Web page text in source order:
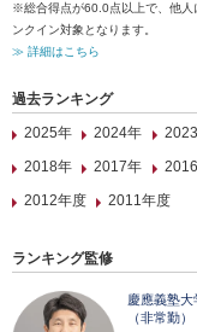
※総合得点が60.0点以上で、他人
ンクイン対象となります。
≫ 詳細はこちら
過去ランキング
2025年
2024年
2018年
2017年
2012年度
2011年度
ランキング監修
慶應義塾
（非常勤）